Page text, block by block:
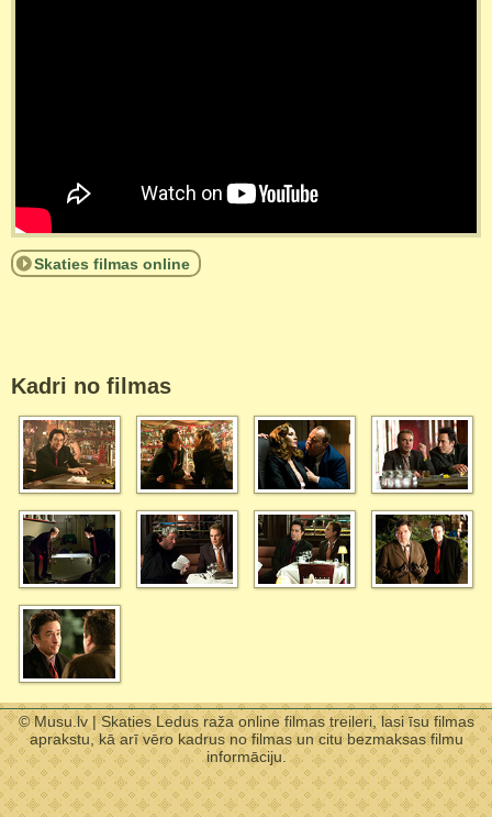
Skaties filmas online
Kadri no filmas
© Musu.lv | Skaties Ledus raža online filmas treileri, lasi īsu filmas
aprakstu, kā arī vēro kadrus no filmas un citu bezmaksas filmu
informāciju.